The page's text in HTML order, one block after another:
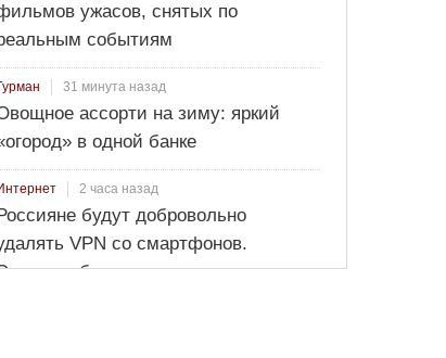
ужасов, снятых по
событиям
31 минута назад
ассорти на зиму: яркий
в одной банке
2 часа назад
будут добровольно
VPN со смартфонов.
объяснил нюанс новых